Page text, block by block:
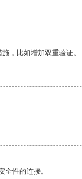
，比如增加双重验证。
性的连接。